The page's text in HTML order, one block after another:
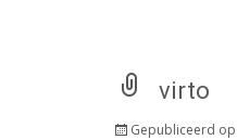
virto
Gepubliceerd op